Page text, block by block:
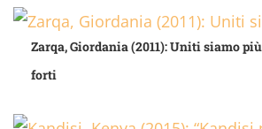
Zarqa, Giordania (2011): Uniti siamo più
forti